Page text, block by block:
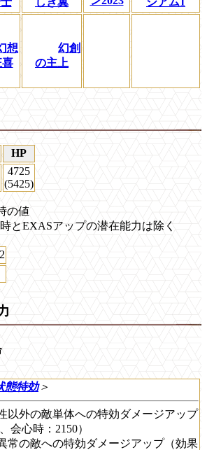
想
喜
幻創
の主上
HP
4725
(5425)
の値
とEXASアップの潜在能力は除く
態特効＞
以外の敵単体への特効ダメージアップ
会心時：2150）
常の敵への特効ダメージアップ（効果